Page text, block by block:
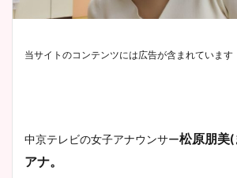
当サイトのコンテンツには広告が含まれています
中京テレビの女子アナウンサー松原朋美(
アナ。